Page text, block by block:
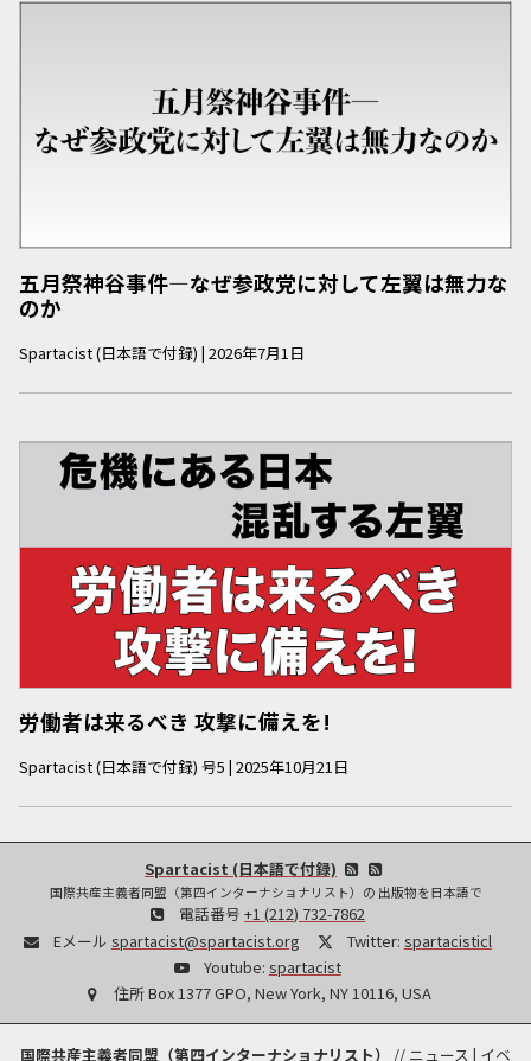
五月祭神谷事件―なぜ参政党に対して左翼は無力な
のか
Spartacist (日本語で付録) | 2026年7月1日
労働者は来るべき 攻撃に備えを!
Spartacist (日本語で付録) 号5 | 2025年10月21日
Spartacist (日本語で付録)
国際共産主義者同盟（第四インターナショナリスト）の 出版物を日本語で
電話番号 +1 (212) 732-7862
Eメール spartacist@spartacist.org Twitter: spartacisticl
Youtube: spartacist
住所Box 1377 GPO, New York, NY 10116, USA
国際共産主義者同盟（第四インターナショナリスト） // ニュース | イベ